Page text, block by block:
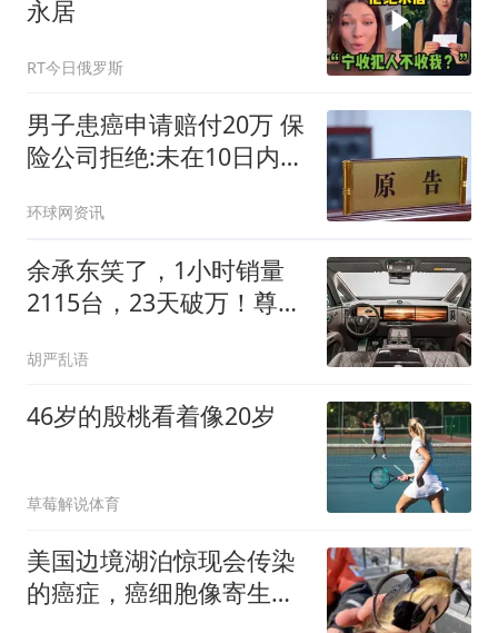
永居
RT今日俄罗斯
男子患癌申请赔付20万 保
险公司拒绝:未在10日内通
环球网资讯
余承东笑了，1小时销量
2115台，23天破万！尊界
高端市场格局？
胡严乱语
46岁的殷桃看着像20岁
草莓解说体育
美国边境湖泊惊现会传染
的癌症，癌细胞像寄生虫